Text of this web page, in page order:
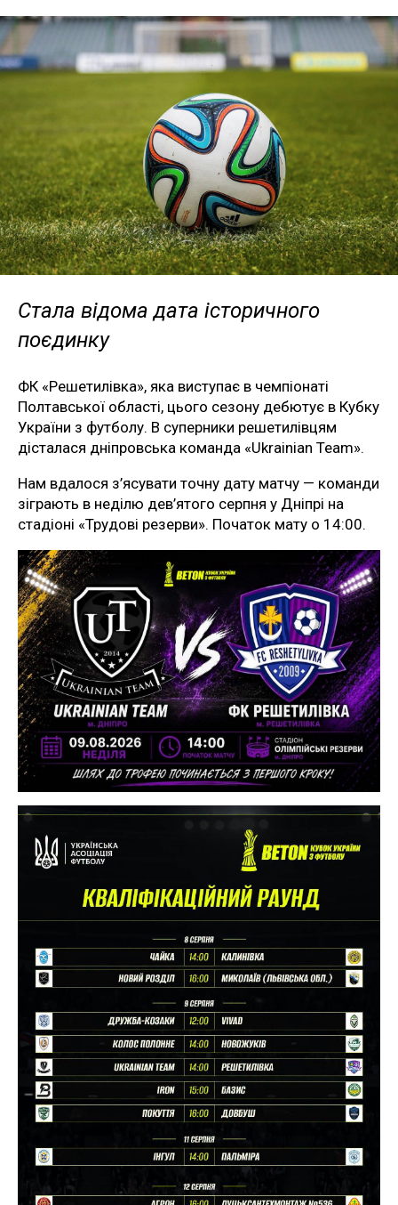
Стала відома дата історичного
поєдинку
ФК «Решетилівка», яка виступає в чемпіонаті
Полтавської області, цього сезону дебютує в Кубку
України з футболу. В суперники решетилівцям
дісталася дніпровська команда «Ukrainian Team».
Нам вдалося з’ясувати точну дату матчу — команди
зіграють в неділю дев’ятого серпня у Дніпрі на
стадіоні «Трудові резерви». Початок мату о 14:00.